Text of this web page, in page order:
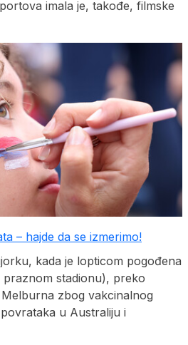
imala je, takođe, filmske
– hajde da se izmerimo!
kada je lopticom pogođena
stadionu), preko
zbog vakcinalnog
u Australiju i